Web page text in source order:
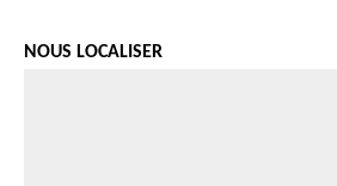
NOUS LOCALISER